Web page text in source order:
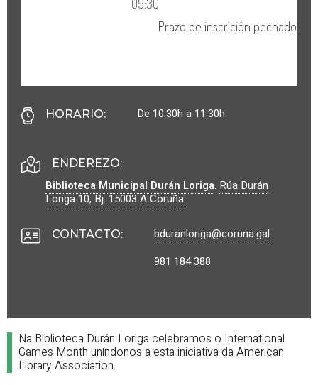
HORARIO: De 10:30h a 11:30h
ENDEREZO:
Biblioteca Municipal Durán Loriga. Rúa Durán
Loriga 10, Bj.15003A Coruña
CONTACTO: bduranloriga@coruna.gal
981 184 388
Na Biblioteca Durán Loriga celebramos o International
Games Month uníndonos a esta iniciativa da American
Library Association.